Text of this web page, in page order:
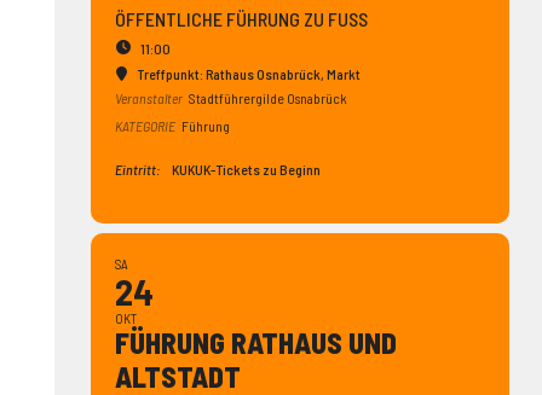
ÖFFENTLICHE FÜHRUNG ZU FUSS
11:00
Treffpunkt: Rathaus Osnabrück, Markt
Veranstalter Stadtführergilde Osnabrück
KATEGORIE Führung
Eintritt: KUKUK-Tickets zu Beginn
SA
24
OKT
FÜHRUNG RATHAUS UND
ALTSTADT